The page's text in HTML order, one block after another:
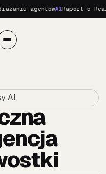
agentówAIRaport o
AI